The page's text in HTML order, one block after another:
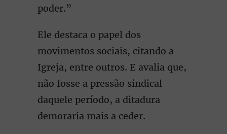
poder.”
Ele destaca o papel dos
movimentos sociais, citando a
Igreja, entre outros. E avalia que,
não fosse a pressão sindical
daquele período, a ditadura
demoraria mais a ceder.